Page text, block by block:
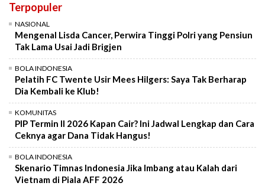
Terpopuler
NASIONAL
Mengenal Lisda Cancer, Perwira Tinggi Polri yang Pensiun
Tak Lama Usai Jadi Brigjen
BOLA INDONESIA
Pelatih FC Twente Usir Mees Hilgers: Saya Tak Berharap
Dia Kembali ke Klub!
KOMUNITAS
PIP Termin II 2026 Kapan Cair? Ini Jadwal Lengkap dan Cara
Ceknya agar Dana Tidak Hangus!
BOLA INDONESIA
Skenario Timnas Indonesia Jika Imbang atau Kalah dari
Vietnam di Piala AFF 2026